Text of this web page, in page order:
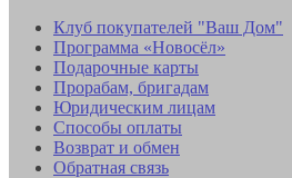
Клуб покупателей "Ваш Дом"
Программа «Новосёл»
Подарочные карты
Прорабам, бригадам
Юридическим лицам
Способы оплаты
Возврат и обмен
Обратная связь